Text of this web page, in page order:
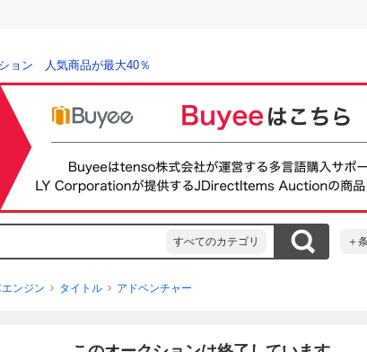
ョン 人気商品が最大40％
すべてのカテゴリ ＋
ンジン タイトル アドベンチャー